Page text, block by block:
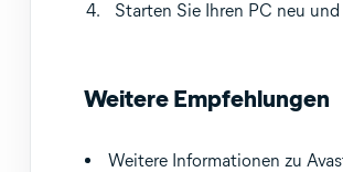
Starten Sie Ihren PC neu
Weitere Empfehlungen
Weitere Informationen zu